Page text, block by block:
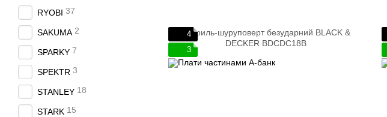
4
3
RYOBI 37
SAKUMA 2
SPARKY 7
SPEKTR 3
STANLEY 18
STARK 15